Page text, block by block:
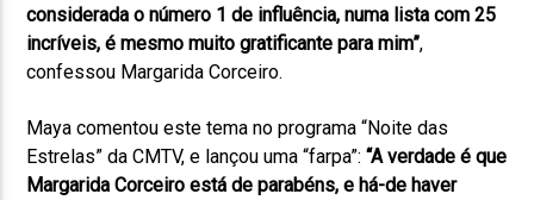
considerada o número 1 de influência, numa lista com 25
incríveis, é mesmo muito gratificante para mim”,
confessou Margarida Corceiro.
Maya comentou este tema no programa “Noite das
Estrelas” da CMTV, e lançou uma “farpa”:“A verdade é que
Margarida Corceiro está de parabéns, e há-de haver